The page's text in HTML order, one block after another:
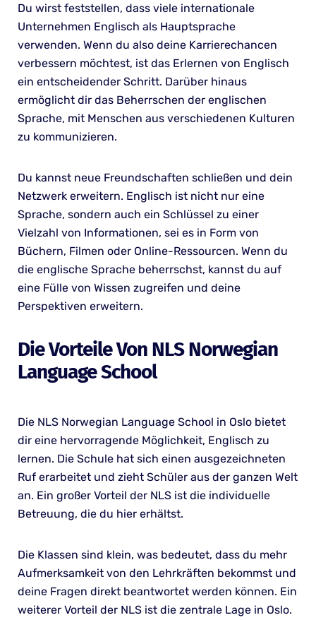
Du wirst feststellen, dass viele internationale
Unternehmen Englisch als Hauptsprache
verwenden. Wenn du also deine Karrierechancen
verbessern möchtest, ist das Erlernen von Englisch
ein entscheidender Schritt. Darüber hinaus
ermöglicht dir das Beherrschen der englischen
Sprache, mit Menschen aus verschiedenen Kulturen
zu kommunizieren.
Du kannst neue Freundschaften schließen und dein
Netzwerk erweitern. Englisch ist nicht nur eine
Sprache, sondern auch ein Schlüssel zu einer
Vielzahl von Informationen, sei es in Form von
Büchern, Filmen oder Online-Ressourcen. Wenn du
die englische Sprache beherrschst, kannst du auf
eine Fülle von Wissen zugreifen und deine
Perspektiven erweitern.
Die Vorteile Von NLS Norwegian
Language School
Die NLS Norwegian Language School in Oslo bietet
dir eine hervorragende Möglichkeit, Englisch zu
lernen. Die Schule hat sich einen ausgezeichneten
Ruf erarbeitet und zieht Schüler aus der ganzen Welt
an. Ein großer Vorteil der NLS ist die individuelle
Betreuung, die du hier erhältst.
Die Klassen sind klein, was bedeutet, dass du mehr
Aufmerksamkeit von den Lehrkräften bekommst und
deine Fragen direkt beantwortet werden können. Ein
weiterer Vorteil der NLS ist die zentrale Lage in Oslo.